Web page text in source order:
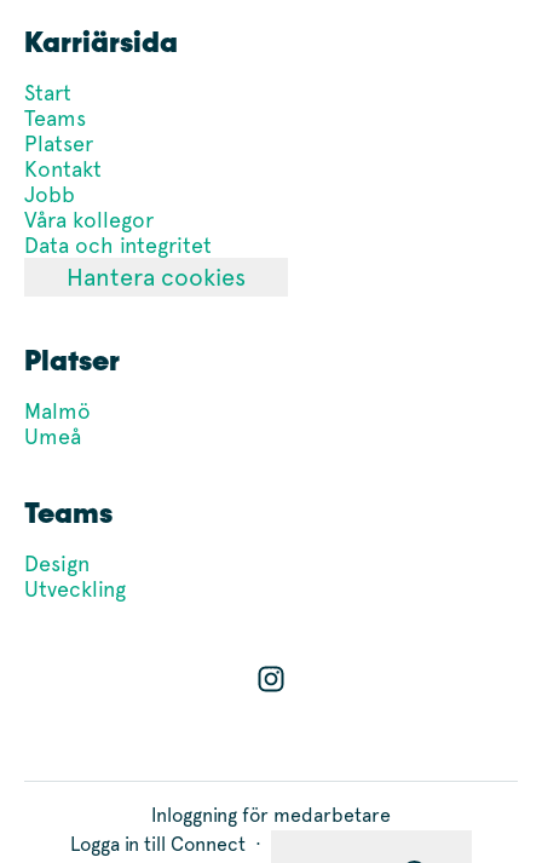
Karriärsida
Start
Teams
Platser
Kontakt
Jobb
Våra kollegor
Data och integritet
Hantera cookies
Platser
Malmö
Umeå
Teams
Design
Utveckling
Inloggning för medarbetare
Logga in till Connect ·